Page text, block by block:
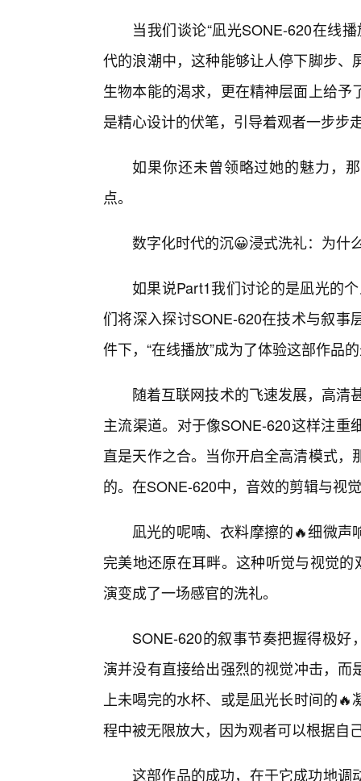
当我们谈论“凪光SONE-620在线
代的浪潮中，这种能够让人停下脚步
生物本能的渴求，更在精神层面上给
是精心设计的伏笔，引导着观者一步步
如果你还未曾领略过她的魅力，
点。
数字化时代的沉😀浸式洗礼：为什
如果说Part1我们讨论的是凪光的
们将深入探讨SONE-620在技术与叙事
件下，“在线播放”成为了体验这部作品
随着互联网技术的飞速发展，高清
主流渠道。对于像SONE-620这样注重
直是天作之合。当你开启全高清模式
的。在SONE-620中，音效的剪辑与视
凪光的呢喃、衣料摩擦的🔥细微
完美地还原在耳畔。这种听觉与视觉
演变成了一场感官的洗礼。
SONE-620的叙事节奏把握得极好
演并没有直接给出强烈的视觉冲击，
上未喝完的水杯、或是凪光长时间的
程中被无限放大，因为观者可以根据自
这部作品的成功，在于它成功地调